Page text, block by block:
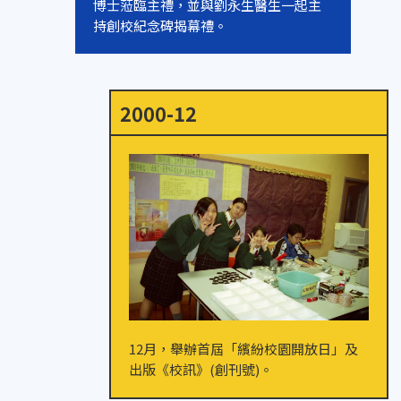
博士蒞臨主禮，並與劉永生醫生一起主
持創校紀念碑揭幕禮。
2000-12
12月，舉辦首屆「繽紛校園開放日」及
出版《校訊》(創刊號)。